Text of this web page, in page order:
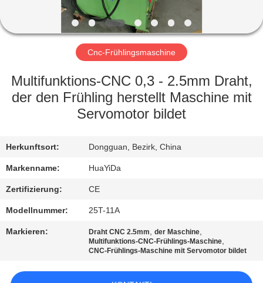
FABRIK-
AUSFLUG
QUALITÄTSKONTROLLE
SIE
MIT
UNS
IN
VERBINDUNG
Cnc-Frühlingsmaschine
Multifunktions-CNC 0,3 - 2.5mm Draht,
der den Frühling herstellt Maschine mit
Servomotor bildet
Herkunftsort: Dongguan, Bezirk, China
Markenname: HuaYiDa
Zertifizierung: CE
Modellnummer: 25T-11A
Markieren: Draht CNC 2.5mm,der Maschine,
Multifunktions-CNC-Frühlings-Maschine,
CNC-Frühlings-Maschine mit Servomotor bildet